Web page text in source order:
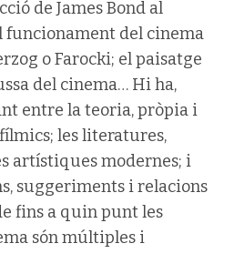
de James Bond al
funcionament del cinema
o Farocki; el paisatge
del cinema… Hi ha,
entre la teoria, pròpia i
les literatures,
artístiques modernes; i
suggeriments i relacions
fins a quin punt les
són múltiples i